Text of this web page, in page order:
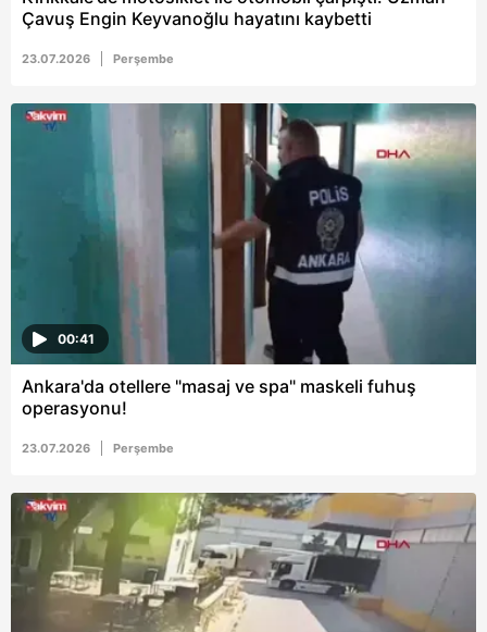
Çavuş Engin Keyvanoğlu hayatını kaybetti
23.07.2026 Perşembe
00:41
Ankara'da otellere "masaj ve spa" maskeli fuhuş
operasyonu!
23.07.2026 Perşembe